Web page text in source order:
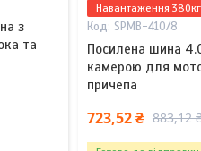
з
та
Навантаження 380кг
SPMB-410/8
Посилена шина
камерою для
причепа
723,52 ₴ 883,12